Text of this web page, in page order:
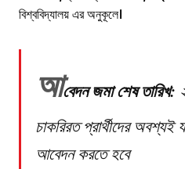
বিশ্ববিদ্যালয় এর অনুকূলে।
আবেদন জমা শেষ তারিখ:
চাকরিরত প্রার্থীদের অবশ্যই
আবেদন করতে হবে